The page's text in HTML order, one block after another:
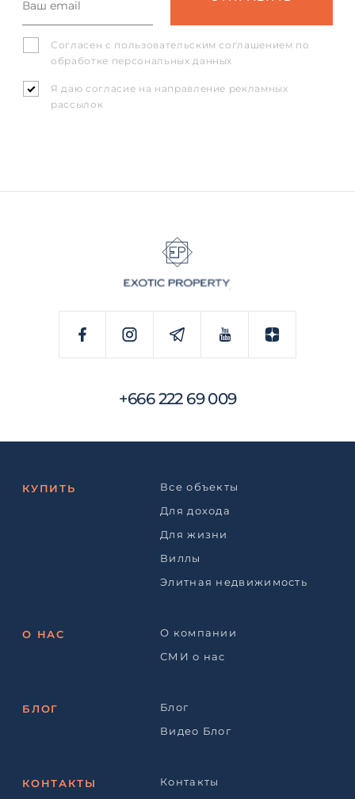
Согласен с пользовательским соглашением по
обработке персональных данных
Я даю согласие на направление рекламных
рассылок
+666 222 69 009
КУПИТЬ
Все объекты
Для дохода
Для жизни
Виллы
Элитная недвижимость
О НАС
О компании
СМИ о нас
БЛОГ
Блог
Видео Блог
КОНТАКТЫ Контакты